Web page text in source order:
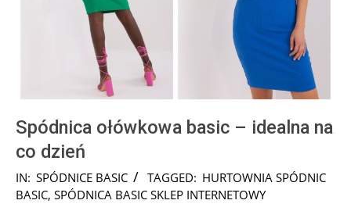
Spódnica ołówkowa basic – idealna na
co dzień
2025-
06-
IN: SPÓDNICE BASIC TAGGED: HURTOWNIA SPÓDNIC
BASIC, SPÓDNICA BASIC SKLEP INTERNETOWY